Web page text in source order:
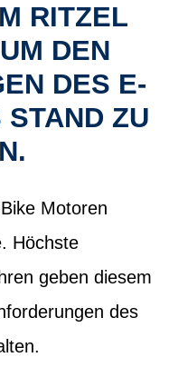
RITZEL
DEN
DES E-
ZU
Motoren
Höchste
geben diesem
des